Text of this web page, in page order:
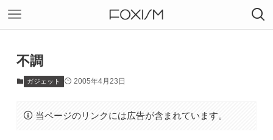
不調
ガジェット 2005年4月23日
当ページのリンクには広告が含まれています。